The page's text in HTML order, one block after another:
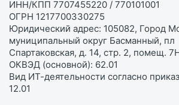
ИНН/КПП 7707455220 / 770101001
ОГРН 1217700330275
Юридический адрес: 105082, Город
муниципальный округ Басманный, пл
Спартаковская, д. 14, стр. 2, помещ.
ОКВЭД (основной): 62.01
Вид ИТ-деятельности согласно
12.01